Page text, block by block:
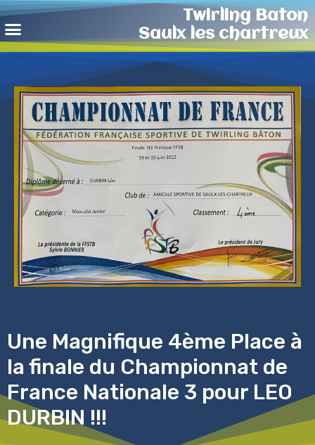
Twirling Baton
Saulx les chartreux
Une Magnifique 4ème Place à
la finale du Championnat de
France Nationale 3 pour LEO
DURBIN !!!